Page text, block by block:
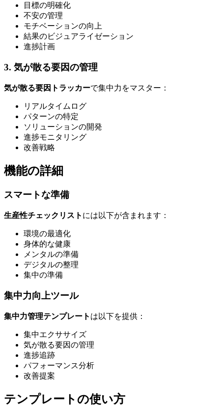
目標の明確化
不安の管理
モチベーションの向上
結果のビジュアライゼーション
進捗計画
3. 気が散る要因の管理
気が散る要因トラッカーで集中力をマスター：
リアルタイムログ
パターンの特定
ソリューションの開発
進捗モニタリング
改善戦略
機能の詳細
スマートな準備
生産性チェックリスト には以下が含まれます：
環境の最適化
身体的な健康
メンタルの準備
デジタルの整理
集中の準備
集中力向上ツール
集中力管理テンプレート は以下を提供：
集中エクササイズ
気が散る要因の管理
進捗追跡
パフォーマンス分析
改善提案
テンプレートの使い方